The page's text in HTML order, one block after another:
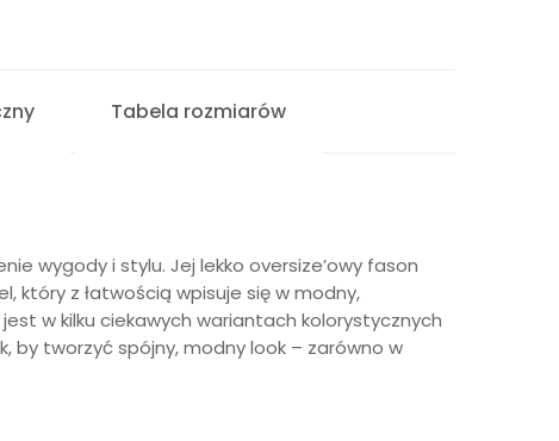
Tabela rozmiarów
wygody i stylu. Jej lekko oversize’owy fason
który z łatwością wpisuje się w modny,
w kilku ciekawych wariantach kolorystycznych
by tworzyć spójny, modny look – zarówno w